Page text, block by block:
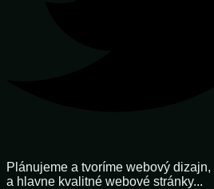
Plánujeme a tvoríme webový
a hlavne kvalitné webové stránky...